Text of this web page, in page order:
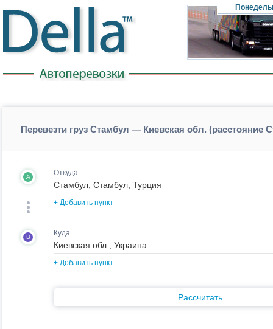
Перевезти груз Стамбул — Киевская обл. (расстояние
A Откуда
+ Добавить пункт
B Куда
+ Добавить пункт
Рассчитать